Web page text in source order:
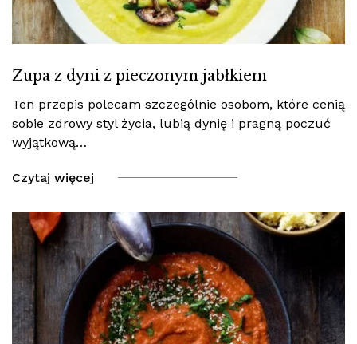
Zupa z dyni z pieczonym jabłkiem
Ten przepis polecam szczególnie osobom, które cenią
sobie zdrowy styl życia, lubią dynię i pragną poczuć
wyjątkową…
Czytaj więcej